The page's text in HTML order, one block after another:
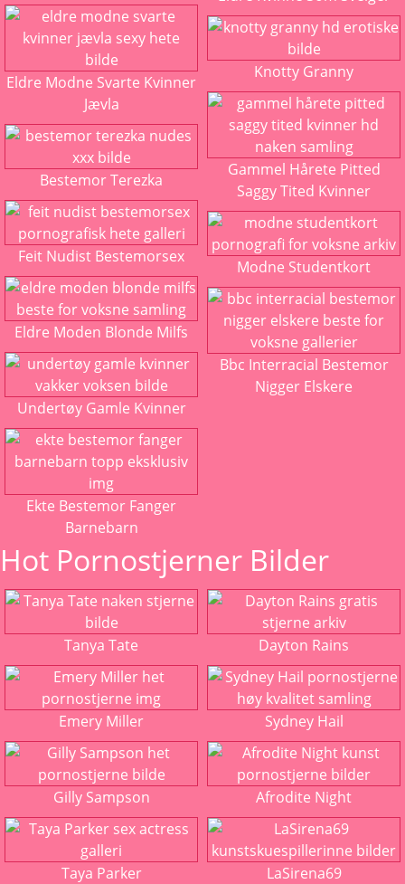
Eldre Modne Svarte Kvinner
Jævla
Bestemor Terezka
Feit Nudist Bestemorsex
Eldre Moden Blonde Milfs
Undertøy Gamle Kvinner
Ekte Bestemor Fanger
Barnebarn
Knotty Granny
Gammel Hårete Pitted
Saggy Tited Kvinner
Modne Studentkort
Bbc Interracial Bestemor
Nigger Elskere
Hot Pornostjerner Bilder
Tanya Tate
Emery Miller
Gilly Sampson
Taya Parker
Dayton Rains
Sydney Hail
Afrodite Night
LaSirena69